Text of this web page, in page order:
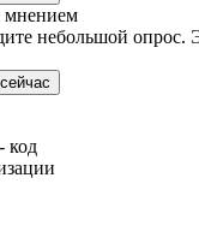
мнением
небольшой опрос.
код